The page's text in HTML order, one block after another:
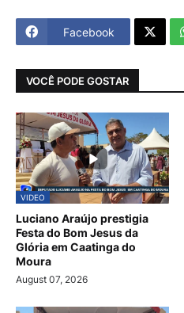
Facebook
VOCÊ PODE GOSTAR
VIDEO
Luciano Araújo prestigia
Festa do Bom Jesus da
Glória em Caatinga do
Moura
August 07, 2026